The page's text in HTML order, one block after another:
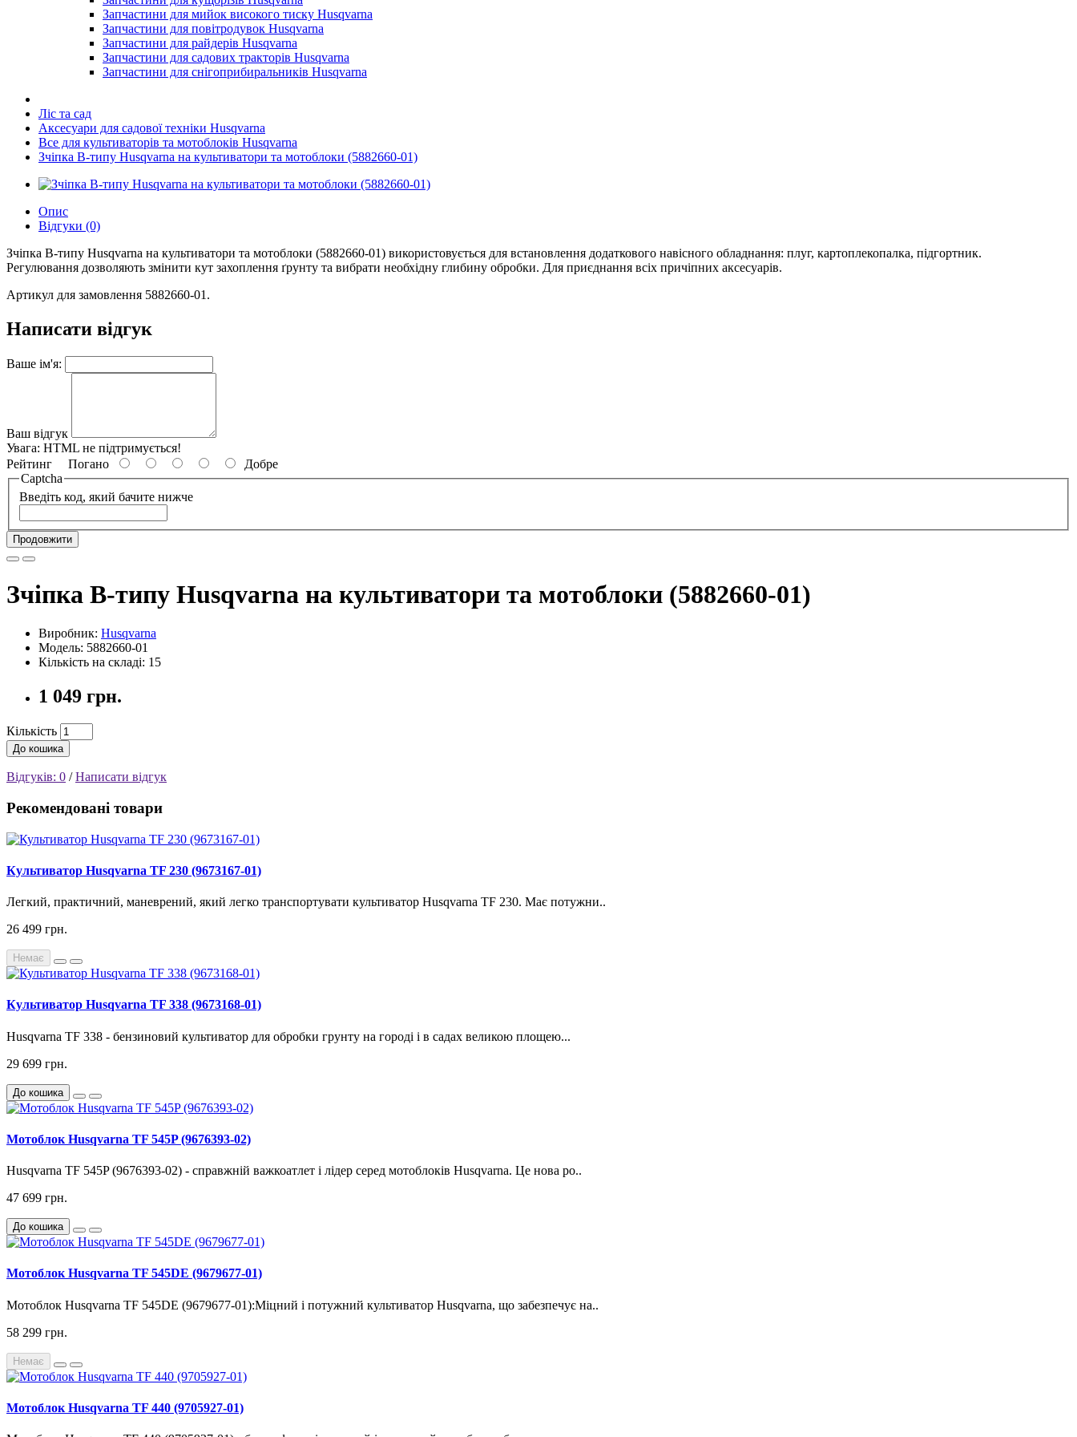
Запчастини для мийок високого тиску Husqvarna
Запчастини для повітродувок Husqvarna
Запчастини для райдерів Husqvarna
Запчастини для садових тракторів Husqvarna
Запчастини для снігоприбиральників Husqvarna
Ліс та сад
Аксесуари для садової техніки Husqvarna
Все для культиваторів та мотоблоків Husqvarna
Зчіпка B-типу Husqvarna на культиватори та мотоблоки (5882660-01)
Опис
Відгуки (0)
Зчіпка B-типу Husqvarna на культиватори та мотоблоки (5882660-01) використовується для встановлення додаткового навісного обладнання: плуг, картоплекопалка, підгортник.
Регулювання дозволяють змінити кут захоплення ґрунту та вибрати необхідну глибину обробки. Для приєднання всіх причіпних аксесуарів.
Артикул для замовлення 5882660-01.
Написати відгук
Ваше ім'я:
Ваш відгук
Увага: HTML не підтримується!
Рейтинг Погано
Добре
Captcha
Введіть код, який бачите нижче
Продовжити
Зчіпка B-типу Husqvarna на культиватори та мотоблоки (5882660-01)
Виробник: Husqvarna
Модель: 5882660-01
Кількість на складі: 15
1 049 грн.
Кількість
До кошика
Відгуків: 0 /Написати відгук
Рекомендовані товари
Культиватор Husqvarna TF 230 (9673167-01)
Легкий, практичний, маневрений, який легко транспортувати культиватор Husqvarna TF 230. Має потужни..
26 499 грн.
Немає
Культиватор Husqvarna TF 338 (9673168-01)
Husqvarna TF 338 - бензиновий культиватор для обробки грунту на городі і в садах великою площею...
29 699 грн.
До кошика
Мотоблок Husqvarna TF 545P (9676393-02)
Husqvarna TF 545P (9676393-02) - справжній важкоатлет і лідер серед мотоблоків Husqvarna. Це нова ро..
47 699 грн.
До кошика
Мотоблок Husqvarna TF 545DE (9679677‑01)
Мотоблок Husqvarna TF 545DE (9679677-01):Міцний і потужний культиватор Husqvarna, що забезпечує на..
58 299 грн.
Немає
Мотоблок Husqvarna TF 440 (9705927-01)